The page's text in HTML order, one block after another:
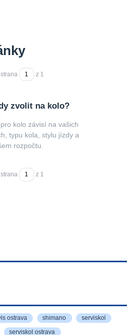
ostrava shimano serviskol
serviskol ostrava
strana z 1
zvolit na kolo?
kolo závisí na vašich
typu kola, stylu jízdy a
rozpočtu.
strana z 1